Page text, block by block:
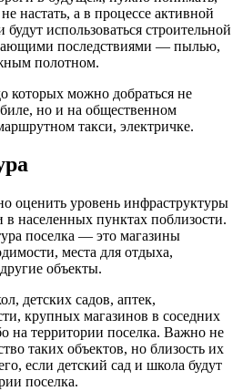
настать, а в процессе активной
будут использоваться строительной
последствиями — пылью,
полотном.
которых можно добраться не
но и на общественном
такси, электричке.
оценить уровень инфраструктуры
в населенных пунктах поблизости.
поселка — это магазины
места для отдыха,
объекты.
детских садов, аптек,
крупных магазинов в соседних
на территории поселка. Важно не
таких объектов, но близость их
если детский сад и школа будут
поселка.